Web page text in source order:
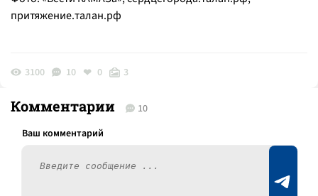
притяжение.талан.рф
3100 10 0 3
Комментарии 10